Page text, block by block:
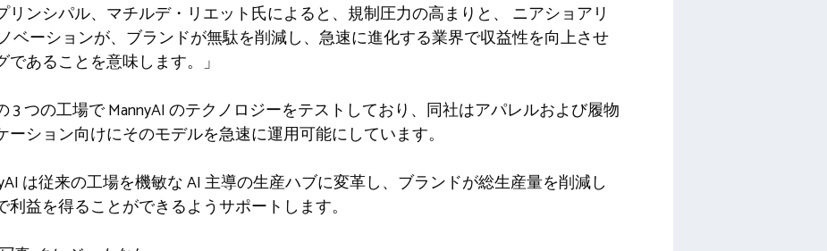
リンシパル、マチルデ・リエット氏によると、規制圧力の高まりと、 ニアショアリ
ベーションが、ブランドが無駄を削減し、急速に進化する業界で収益性を向上させ
あることを意味します。」
3 つの工場で MannyAI のテクノロジーをテストしており、同社はアパレルおよび履物
ション向けにそのモデルを急速に運用可能にしています。
は従来の工場を機敏な AI 主導の生産ハブに変革し、ブランドが総生産量を削減し
益を得ることができるようサポートします。